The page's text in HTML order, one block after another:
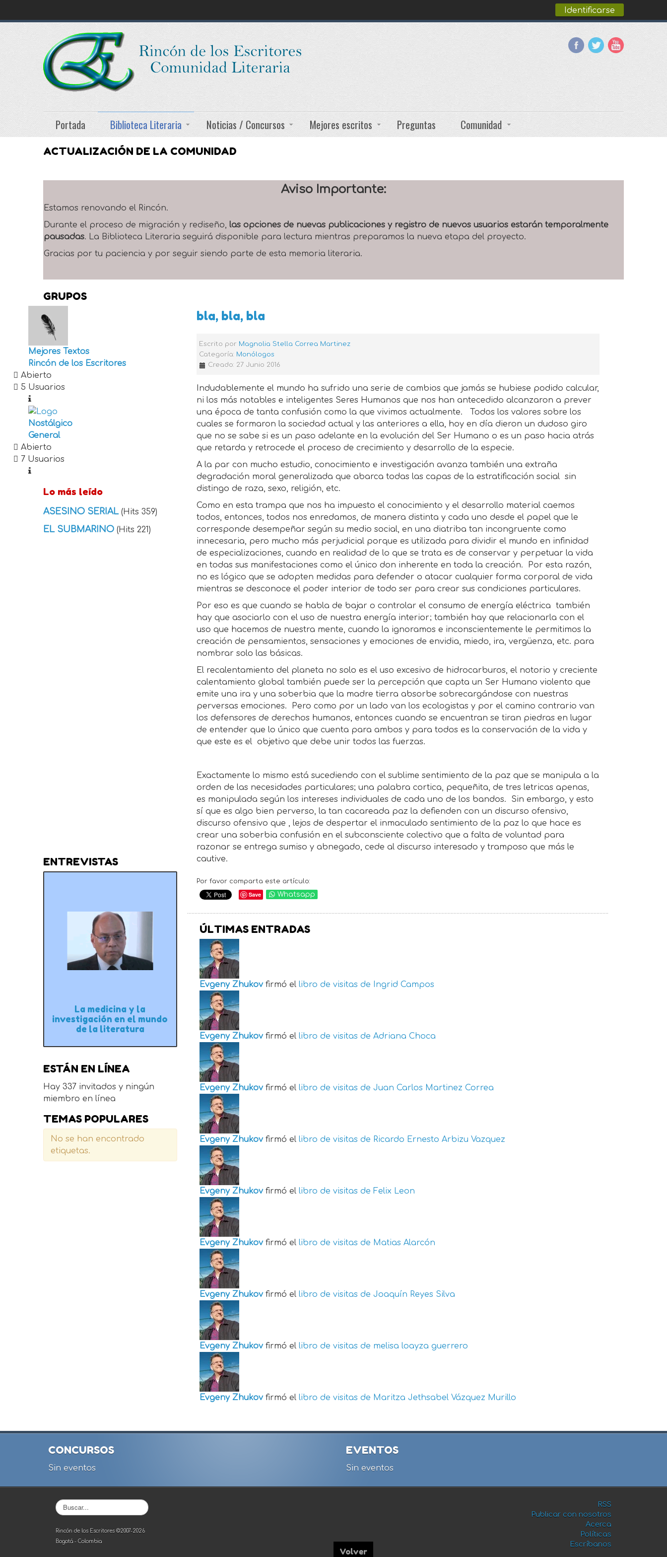
Identificarse
Portada Biblioteca Literaria Noticias / Concursos Mejores escritos Preguntas Comunidad
ACTUALIZACIÓN DE LA COMUNIDAD
Aviso Importante:
Estamos renovando el Rincón.
Durante el proceso de migración y rediseño, las opciones de nuevas publicaciones y registro de nuevos usuarios estarán temporalmente
pausadas. La Biblioteca Literaria seguirá disponible para lectura mientras preparamos la nueva etapa del proyecto.
Gracias por tu paciencia y por seguir siendo parte de esta memoria literaria.
bla, bla, bla
Escrito por Magnolia Stella Correa Martinez
Categoría: Monólogos
Creado: 27 Junio 2016
Indudablemente el mundo ha sufrido una serie de cambios que jamás se hubiese podido calcular,
ni los más notables e inteligentes Seres Humanos que nos han antecedido alcanzaron a prever
una época de tanta confusión como la que vivimos actualmente. Todos los valores sobre los
cuales se formaron la sociedad actual y las anteriores a ella, hoy en día dieron un dudoso giro
que no se sabe si es un paso adelante en la evolución del Ser Humano o es un paso hacia atrás
que retarda y retrocede el proceso de crecimiento y desarrollo de la especie.
A la par con mucho estudio, conocimiento e investigación avanza también una extraña
degradación moral generalizada que abarca todas las capas de la estratificación social sin
distingo de raza, sexo, religión, etc.
Como en esta trampa que nos ha impuesto el conocimiento y el desarrollo material caemos
todos, entonces, todos nos enredamos, de manera distinta y cada uno desde el papel que le
corresponde desempeñar según su medio social, en una diatriba tan incongruente como
innecesaria, pero mucho más perjudicial porque es utilizada para dividir el mundo en infinidad
de especializaciones, cuando en realidad de lo que se trata es de conservar y perpetuar la vida
en todas sus manifestaciones como el único don inherente en toda la creación. Por esta razón,
no es lógico que se adopten medidas para defender o atacar cualquier forma corporal de vida
mientras se desconoce el poder interior de todo ser para crear sus condiciones particulares.
Por eso es que cuando se habla de bajar o controlar el consumo de energía eléctrica también
hay que asociarlo con el uso de nuestra energía interior; también hay que relacionarla con el
uso que hacemos de nuestra mente, cuando la ignoramos e inconscientemente le permitimos la
creación de pensamientos, sensaciones y emociones de envidia, miedo, ira, vergüenza, etc. para
nombrar solo las básicas.
El recalentamiento del planeta no solo es el uso excesivo de hidrocarburos, el notorio y creciente
calentamiento global también puede ser la percepción que capta un Ser Humano violento que
emite una ira y una soberbia que la madre tierra absorbe sobrecargándose con nuestras
perversas emociones. Pero como por un lado van los ecologistas y por el camino contrario van
los defensores de derechos humanos, entonces cuando se encuentran se tiran piedras en lugar
de entender que lo único que cuenta para ambos y para todos es la conservación de la vida y
que este es el objetivo que debe unir todos las fuerzas.
Exactamente lo mismo está sucediendo con el sublime sentimiento de la paz que se manipula a la
orden de las necesidades particulares; una palabra cortica, pequeñita, de tres letricas apenas,
es manipulada según los intereses individuales de cada uno de los bandos. Sin embargo, y esto
sí que es algo bien perverso, la tan cacareada paz la defienden con un discurso ofensivo,
discurso ofensivo que , lejos de despertar el inmaculado sentimiento de la paz lo que hace es
crear una soberbia confusión en el subconsciente colectivo que a falta de voluntad para
razonar se entrega sumiso y abnegado, cede al discurso interesado y tramposo que más le
cautive.
Por favor comparta este artículo:
Save Whatsapp
ÚLTIMAS ENTRADAS
Evgeny Zhukov firmó el libro de visitas de Ingrid Campos
Evgeny Zhukov firmó el libro de visitas de Adriana Choca
Evgeny Zhukov firmó el libro de visitas de Juan Carlos Martinez Correa
Evgeny Zhukov firmó el libro de visitas de Ricardo Ernesto Arbizu Vazquez
Evgeny Zhukov firmó el libro de visitas de Felix Leon
Evgeny Zhukov firmó el libro de visitas de Matias Alarcón
Evgeny Zhukov firmó el libro de visitas de Joaquín Reyes Silva
Evgeny Zhukov firmó el libro de visitas de melisa loayza guerrero
Evgeny Zhukov firmó el libro de visitas de Maritza Jethsabel Vázquez Murillo
GRUPOS
Mejores Textos
Rincón de los Escritores
Abierto
5 Usuarios
Nostálgico
General
Abierto
7 Usuarios
Lo más leído
ASESINO SERIAL (Hits 359)
EL SUBMARINO (Hits 221)
ENTREVISTAS
La medicina y la
investigación en el mundo
de la literatura
ESTÁN EN LÍNEA
Hay 337 invitados y ningún
miembro en línea
TEMAS POPULARES
No se han encontrado
etiquetas.
CONCURSOS
Sin eventos
EVENTOS
Sin eventos
Buscar...
Rincón de los Escritores ©2007-2026
Bogotá - Colombia
RSS
Publicar con nosotros
Acerca
Políticas
Escríbanos
Volver